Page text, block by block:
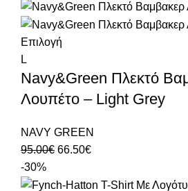
Επιλογή
L
Navy&Green Πλεκτό
Λουπέτο – Light Grey
NAVY GREEN
95.00€ 66.50€
-30%